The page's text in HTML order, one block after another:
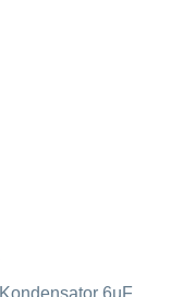
Kondensator 6µF